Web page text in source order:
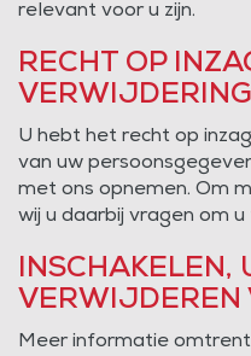
relevant voor u zijn.
RECHT OP
VERWIJDERING
U hebt het recht op
van uw
met ons opnemen. Om
wij u daarbij vragen om
INSCHAKELEN,
VERWIJDEREN
Meer informatie